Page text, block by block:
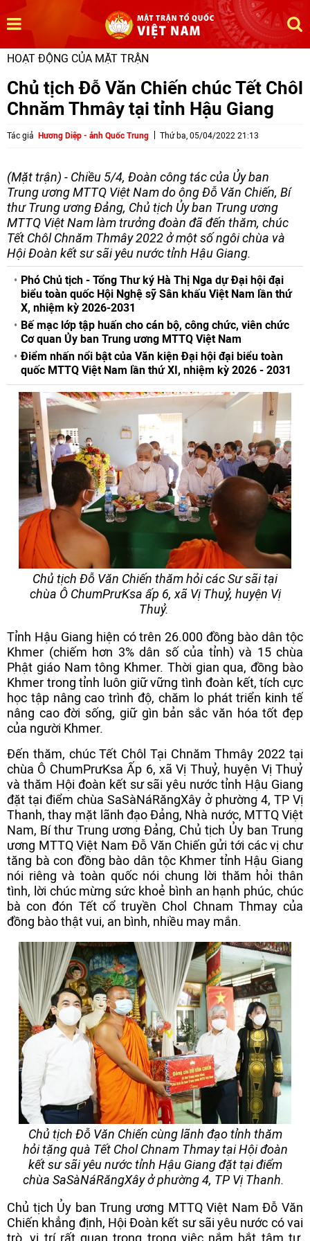
HOẠT ĐỘNG CỦA MẶT TRẬN
Chủ tịch Đỗ Văn Chiến chúc Tết Chôl
Chnăm Thmây tại tỉnh Hậu Giang
Tác giả Hương Diệp - ảnh Quốc Trung Thứ ba, 05/04/2022 21:13
(Mặt trận) - Chiều 5/4, Đoàn công tác của Ủy ban
Trung ương MTTQ Việt Nam do ông Đỗ Văn Chiến, Bí
thư Trung ương Đảng, Chủ tịch Ủy ban Trung ương
MTTQ Việt Nam làm trưởng đoàn đã đến thăm, chúc
Tết Chôl Chnăm Thmây 2022 ở một số ngôi chùa và
Hội Đoàn kết sư sãi yêu nước tỉnh Hậu Giang.
Phó Chủ tịch - Tổng Thư ký Hà Thị Nga dự Đại hội đại
biểu toàn quốc Hội Nghệ sỹ Sân khấu Việt Nam lần thứ
X, nhiệm kỳ 2026-2031
Bế mạc lớp tập huấn cho cán bộ, công chức, viên chức
Cơ quan Ủy ban Trung ương MTTQ Việt Nam
Điểm nhấn nổi bật của Văn kiện Đại hội đại biểu toàn
quốc MTTQ Việt Nam lần thứ XI, nhiệm kỳ 2026 - 2031
Chủ tịch Đỗ Văn Chiến thăm hỏi các Sư sãi tại
chùa Ô ChumPrưKsa ấp 6, xã Vị Thuỷ, huyện Vị
Thuỷ.
Tỉnh Hậu Giang hiện có trên 26.000 đồng bào dân tộc
Khmer (chiếm hơn 3% dân số của tỉnh) và 15 chùa
Phật giáo Nam tông Khmer. Thời gian qua, đồng bào
Khmer trong tỉnh luôn giữ vững tình đoàn kết, tích cực
học tập nâng cao trình độ, chăm lo phát triển kinh tế
nâng cao đời sống, giữ gìn bản sắc văn hóa tốt đẹp
của người Khmer.
Đến thăm, chúc Tết Chôl Tại Chnăm Thmây 2022 tại
chùa Ô ChumPrưKsa Ấp 6, xã Vị Thuỷ, huyện Vị Thuỷ
và thăm Hội đoàn kết sư sãi yêu nước tỉnh Hậu Giang
đặt tại điểm chùa SaSàNáRăngXây ở phường 4, TP Vị
Thanh, thay mặt lãnh đạo Đảng, Nhà nước, MTTQ Việt
Nam, Bí thư Trung ương Đảng, Chủ tịch Ủy ban Trung
ương MTTQ Việt Nam Đỗ Văn Chiến gửi tới các vị chư
tăng bà con đồng bào dân tộc Khmer tỉnh Hậu Giang
nói riêng và toàn quốc nói chung lời thăm hỏi thân
tình, lời chúc mừng sức khoẻ bình an hạnh phúc, chúc
bà con đón Tết cổ truyền Chol Chnam Thmay của
đồng bào thật vui, an bình, nhiều may mắn.
Chủ tịch Đỗ Văn Chiến cùng lãnh đạo tỉnh thăm
hỏi tặng quà Tết Chol Chnam Thmay tại Hội đoàn
kết sư sãi yêu nước tỉnh Hậu Giang đặt tại điểm
chùa SaSàNáRăngXây ở phường 4, TP Vị Thanh.
Chủ tịch Ủy ban Trung ương MTTQ Việt Nam Đỗ Văn
Chiến khẳng định, Hội Đoàn kết sư sãi yêu nước có vai
trò, vị trí rất quan trọng trong việc nắm bắt tâm tư,